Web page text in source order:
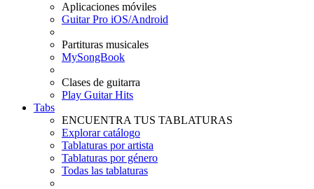
Aplicaciones móviles
Guitar Pro iOS/Android
Partituras musicales
MySongBook
Clases de guitarra
Play Guitar Hits
Tabs
ENCUENTRA TUS TABLATURAS
Explorar catálogo
Tablaturas por artista
Tablaturas por género
Todas las tablaturas